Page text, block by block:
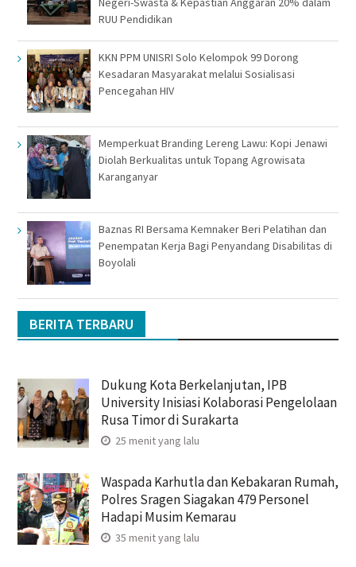
RUU Pendidikan
KKN PPM UNISRI Solo Kelompok 99 Dorong
Kesadaran Masyarakat melalui Sosialisasi
Pencegahan HIV
Memperkuat Branding Lereng Lawu: Kopi Jenawi
Diolah Berkualitas untuk Topang Agrowisata
Karanganyar
Baznas RI Bersama Kemnaker Beri Pelatihan dan
Penempatan Kerja Bagi Penyandang Disabilitas di
Boyolali
BERITA TERBARU
Dukung Kota Berkelanjutan, IPB
University Inisiasi Kolaborasi Pengelolaan
Rusa Timor di Surakarta
25 menit yang lalu
Waspada Karhutla dan Kebakaran Rumah,
Polres Sragen Siagakan 479 Personel
Hadapi Musim Kemarau
35 menit yang lalu